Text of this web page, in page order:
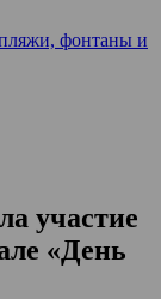
фонтаны и
участие
«День